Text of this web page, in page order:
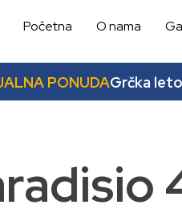
Početna O nama
PONUDAGrčka